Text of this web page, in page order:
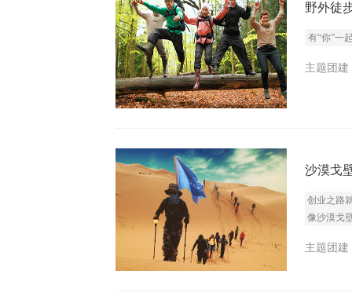
野外徒
有“你”一
主题团建
沙漠戈
创业之路
像沙漠戈
主题团